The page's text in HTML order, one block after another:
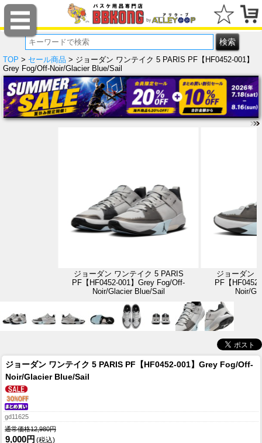
TOP > セール商品 > ジョーダン ワンテイク 5 PARIS PF【HF0452-001】
Grey Fog/Off-Noir/Glacier Blue/Sail
ジョーダン ワンテイク 5 PARIS
PF【HF0452-001】Grey Fog/Off-
Noir/Glacier Blue/Sail
ジョーダン
PF【
Noir/
ジョーダン ワンテイク 5 PARIS PF【HF0452-001】Grey Fog/Off-
Noir/Glacier Blue/Sail
gd11625
通常価格12,980円
9,000円 (税込)